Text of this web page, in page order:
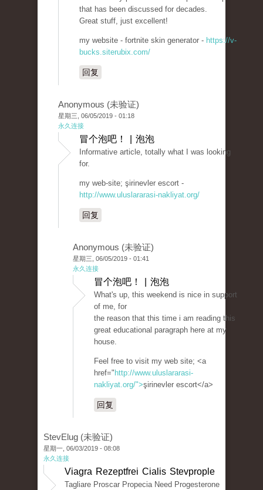
that has been discussed for decades.
Great stuff, just excellent!
my website - fortnite skin generator - https://v-
bucks.siterubix.com/
回复
Anonymous (未验证)
星期三, 06/05/2019 - 01:18
永久连接
冒个泡吧！ | 泡泡
Informative article, totally what I was looking
for.
my web-site; şirinevler escort -
http://www.uluslararasi-nakliyat.org/
回复
Anonymous (未验证)
星期三, 06/05/2019 - 01:41
永久连接
冒个泡吧！ | 泡泡
What's up, this weekend is nice in support
of me, for
the reason that this time i am reading this
great educational paragraph here at my
house.
Feel free to visit my web site; <a
href=" http://www.uluslararasi-
nakliyat.org/">şirinevler escort</a>
回复
StevElug (未验证)
星期一, 06/03/2019 - 08:08
永久连接
Viagra Rezeptfrei Cialis Stevprople
Tagliare Proscar Propecia Need Progesterone